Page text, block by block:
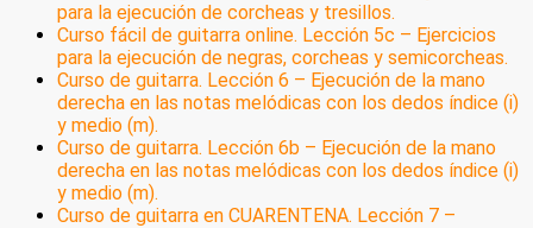
para la ejecución de corcheas y tresillos.
Curso fácil de guitarra online. Lección 5c – Ejercicios
para la ejecución de negras, corcheas y semicorcheas.
Curso de guitarra. Lección 6 – Ejecución de la mano
derecha en las notas melódicas con los dedos índice (i)
y medio (m).
Curso de guitarra. Lección 6b – Ejecución de la mano
derecha en las notas melódicas con los dedos índice (i)
y medio (m).
Curso de guitarra en CUARENTENA. Lección 7 –